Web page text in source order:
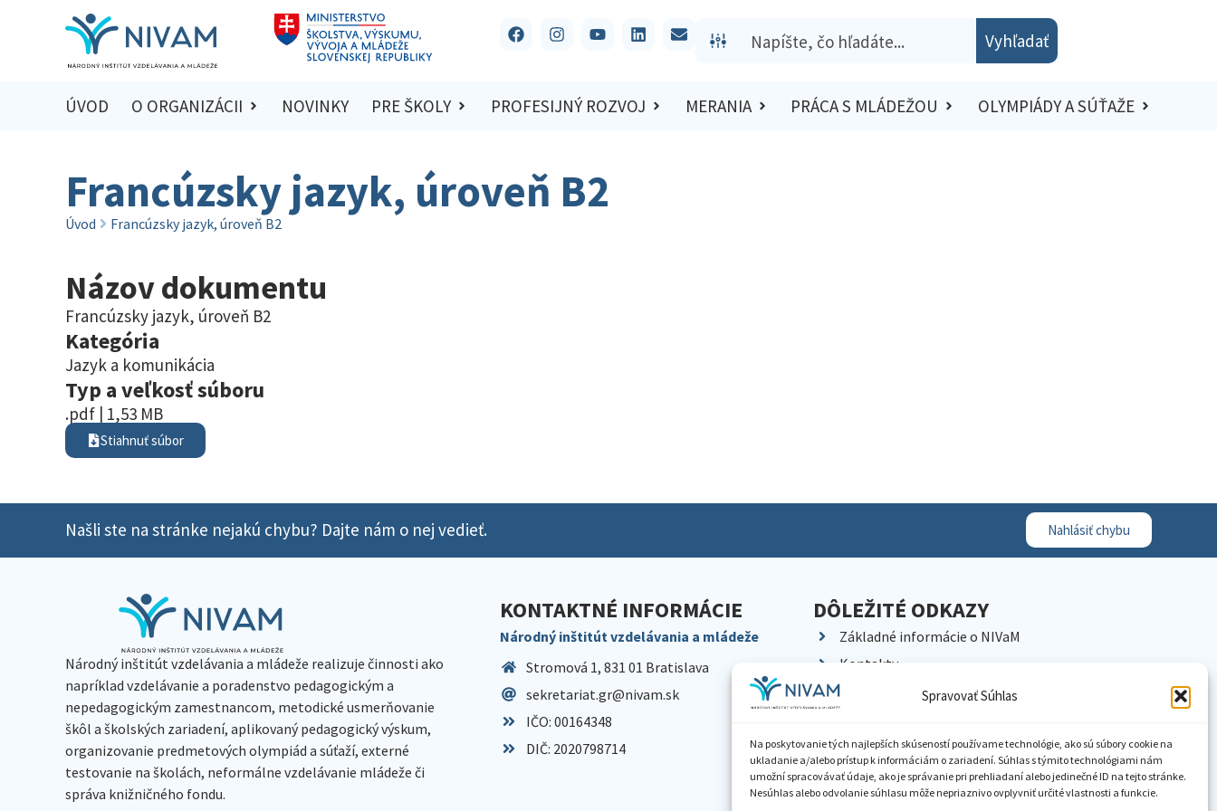
Spravovať Súhlas
Na poskytovanie tých najlepších skúseností používame technológie, ako sú súbory cookie na
ukladanie a/alebo prístup k informáciám o zariadení. Súhlas s týmito technológiami nám
umožní spracovávať údaje, ako je správanie pri prehliadaní alebo jedinečné ID na tejto stránke.
Nesúhlas alebo odvolanie súhlasu môže nepriaznivo ovplyvniť určité vlastnosti a funkcie.
Vyhľadať
ÚVOD O ORGANIZÁCII NOVINKY PRE ŠKOLY PROFESIJNÝ ROZVOJ MERANIA PRÁCA S MLÁDEŽOU OLYMPIÁDY A SÚŤAŽE
Francúzsky jazyk, úroveň B2
Úvod Francúzsky jazyk, úroveň B2
Názov dokumentu
Francúzsky jazyk, úroveň B2
Kategória
Jazyk a komunikácia
Typ a veľkosť súboru
.pdf | 1,53 MB
Stiahnuť súbor
Našli ste na stránke nejakú chybu? Dajte nám o nej vedieť. Nahlásiť chybu
Národný inštitút vzdelávania a mládeže realizuje činnosti ako
napríklad vzdelávanie a poradenstvo pedagogickým a
nepedagogickým zamestnancom, metodické usmerňovanie
škôl a školských zariadení, aplikovaný pedagogický výskum,
organizovanie predmetových olympiád a súťaží, externé
testovanie na školách, neformálne vzdelávanie mládeže či
správa knižničného fondu.
KONTAKTNÉ INFORMÁCIE
Národný inštitút vzdelávania a mládeže
Stromová 1, 831 01 Bratislava
sekretariat.gr@nivam.sk
IČO: 00164348
DIČ: 2020798714
DÔLEŽITÉ ODKAZY
Základné informácie o NIVaM
Kontakty
Kariéra
Pracoviská NIVaM
Dokumenty inštitúcie
Knižnica